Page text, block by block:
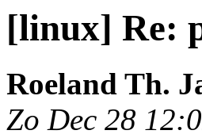
[linux] Re:
Roeland Th.
Zo Dec 28